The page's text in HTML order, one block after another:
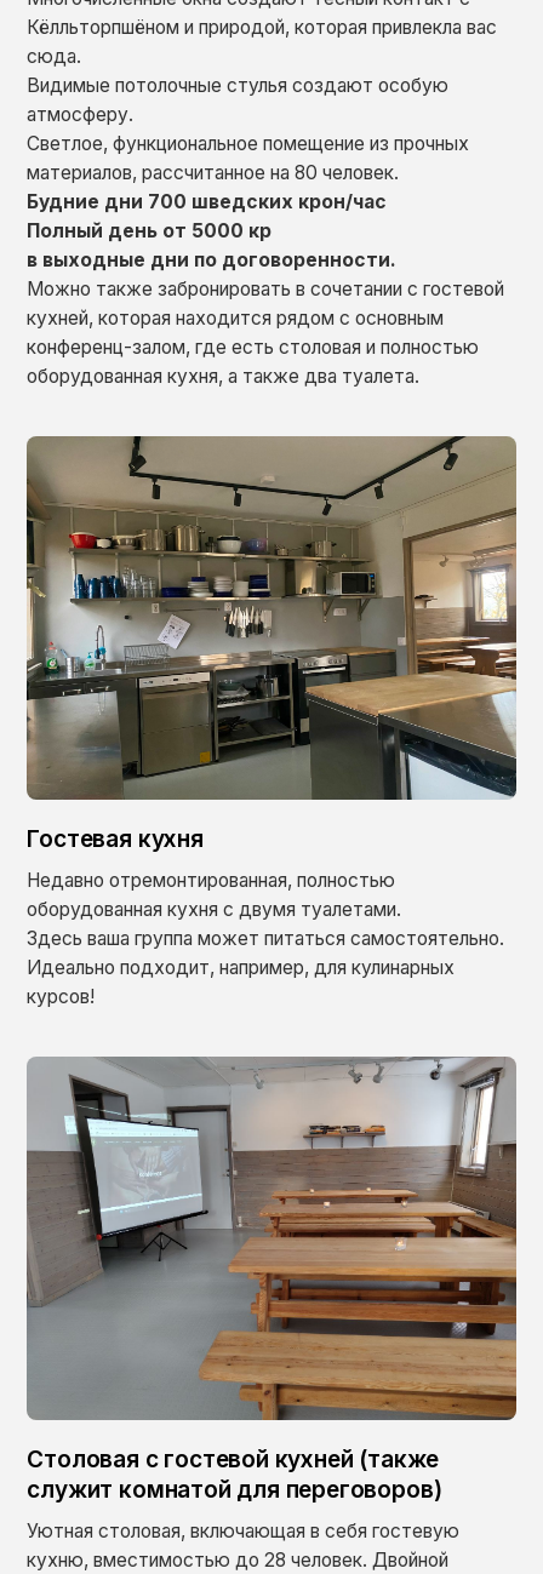
Кёлльторпшёном и природой, которая привлекла вас
сюда.
Видимые потолочные стулья создают особую
атмосферу.
Светлое, функциональное помещение из прочных
материалов, рассчитанное на 80 человек.
Будние дни 700 шведских крон/час
Полный день от 5000 кр
в выходные дни по договоренности.
Можно также забронировать в сочетании с гостевой
кухней, которая находится рядом с основным
конференц-залом, где есть столовая и полностью
оборудованная кухня, а также два туалета.
Гостевая кухня
Недавно отремонтированная, полностью
оборудованная кухня с двумя туалетами.
Здесь ваша группа может питаться самостоятельно.
Идеально подходит, например, для кулинарных
курсов!
Столовая с гостевой кухней (также
служит комнатой для переговоров)
Уютная столовая, включающая в себя гостевую
кухню, вместимостью до 28 человек. Двойной